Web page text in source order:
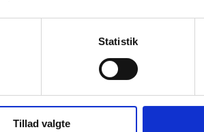
Statistik
Tillad valgte